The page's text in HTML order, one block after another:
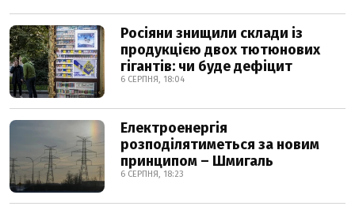
Росіяни знищили склади із
продукцією двох тютюнових
гігантів: чи буде дефіцит
6 СЕРПНЯ, 18:04
Електроенергія
розподілятиметься за новим
принципом – Шмигаль
6 СЕРПНЯ, 18:23